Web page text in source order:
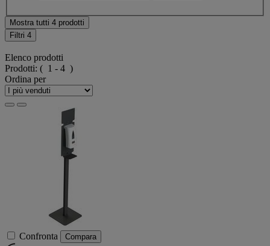
Mostra tutti 4 prodotti
Filtri 4
Elenco prodotti
Prodotti: ( 1 - 4 )
Ordina per
Confronta Compara